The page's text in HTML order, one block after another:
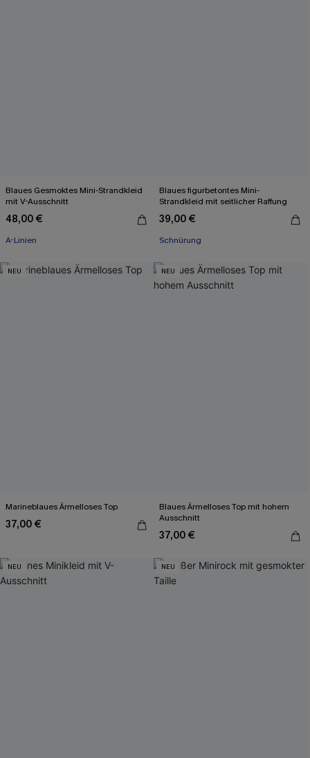
Blaues Gesmoktes Mini-Strandkleid
mit V-Ausschnitt
48,00 €
A-Linien
Blaues figurbetontes Mini-
Strandkleid mit seitlicher Raffung
39,00 €
Schnürung
NEU
Marineblaues Ärmelloses Top
37,00 €
NEU
Blaues Ärmelloses Top mit hohem
Ausschnitt
37,00 €
NEU NEU